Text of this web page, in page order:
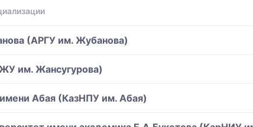
(АРГУ им. Жубанова)
им. Жансугурова)
имени Абая (КазНПУ им. Абая)